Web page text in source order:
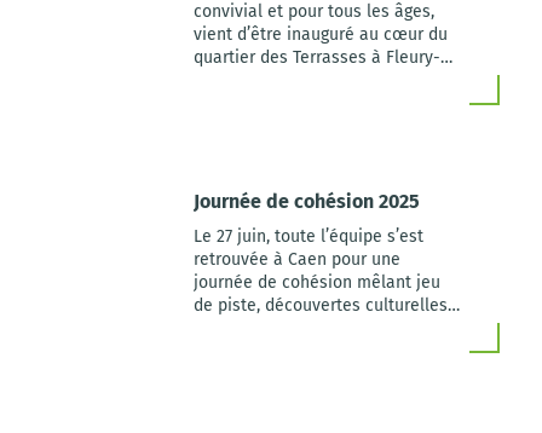
convivial et pour tous les âges,
vient d’être inauguré au cœur du
quartier des Terrasses à Fleury-
Journée de cohésion 2025
Le 27 juin, toute l’équipe s’est
retrouvée à Caen pour une
journée de cohésion mêlant jeu
de piste, découvertes culturelles